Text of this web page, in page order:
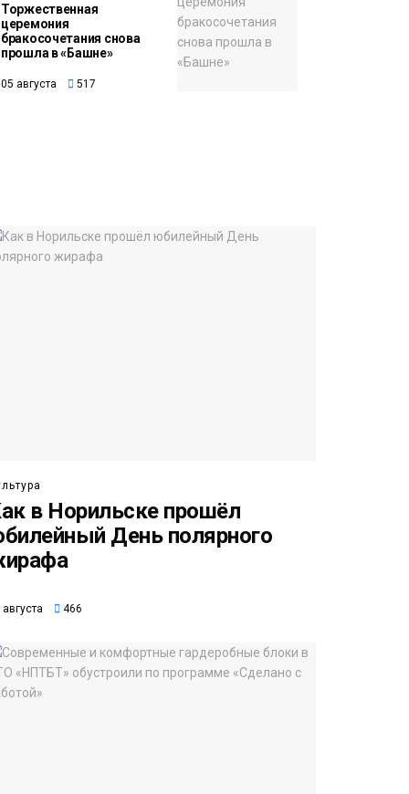
Торжественная
церемония
бракосочетания снова
прошла в «Башне»
05 августа 517
в Норильске прошёл
День полярного
466